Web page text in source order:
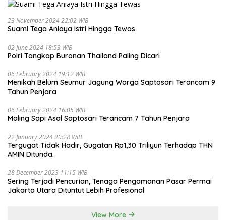
23 November 2024 22:02 WIB
Suami Tega Aniaya Istri Hingga Tewas
02 June 2024 18:53 WIB
Polri Tangkap Buronan Thailand Paling Dicari
06 February 2024 19:12 WIB
Menikah Belum Seumur Jagung Warga Saptosari Terancam 9
Tahun Penjara
06 February 2024 16:05 WIB
Maling Sapi Asal Saptosari Terancam 7 Tahun Penjara
22 January 2024 20:28 WIB
Tergugat Tidak Hadir, Gugatan Rp1,30 Triliyun Terhadap THN
AMIN Ditunda.
28 December 2023 11:15 WIB
Sering Terjadi Pencurian, Tenaga Pengamanan Pasar Permai
Jakarta Utara Dituntut Lebih Profesional
View More